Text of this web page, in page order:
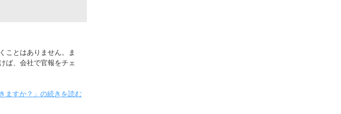
ことはありません。ま
ば、会社で官報をチェ
ますか？」の続きを読む